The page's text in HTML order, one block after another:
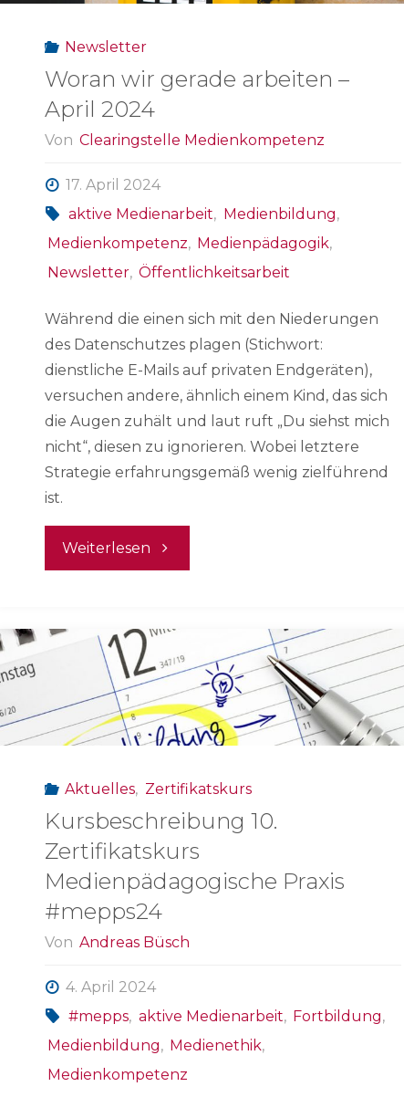
Newsletter
Woran wir gerade arbeiten –
April 2024
Von Clearingstelle Medienkompetenz
17. April 2024
aktive Medienarbeit, Medienbildung,
Medienkompetenz, Medienpädagogik,
Newsletter, Öffentlichkeitsarbeit
Während die einen sich mit den Niederungen
des Datenschutzes plagen (Stichwort:
dienstliche E-Mails auf privaten Endgeräten),
versuchen andere, ähnlich einem Kind, das sich
die Augen zuhält und laut ruft „Du siehst mich
nicht“, diesen zu ignorieren. Wobei letztere
Strategie erfahrungsgemäß wenig zielführend
ist.
Weiterlesen "Woran
gerade
arbeiten
–
2024"
Aktuelles, Zertifikatskurs
Kursbeschreibung 10.
Zertifikatskurs
Medienpädagogische Praxis
#mepps24
Von Andreas Büsch
4. April 2024
#mepps, aktive Medienarbeit, Fortbildung,
Medienbildung, Medienethik,
Medienkompetenz